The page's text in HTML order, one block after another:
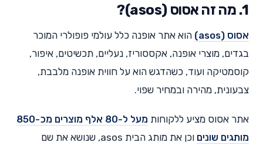
1. מה זה אסוס (asos)?
אסוס (asos)
הוא אתר אופנה כלל עולמי פופולרי המוכר
בגדים, מוצרי אופנה, אקססוריז, נעליים, תכשיטים, איפור,
קוסמטיקה ועוד, כשהדגש הוא על חווית אופנה מלבבת,
צבעונית, מהירה ובמחיר שפוי.
אתר אסוס מציע ללקוחות
מעל ל-80 אלף מוצרים מכ-850
מותגים שונים
וכן את מותג הבית asos, שנושא את שם